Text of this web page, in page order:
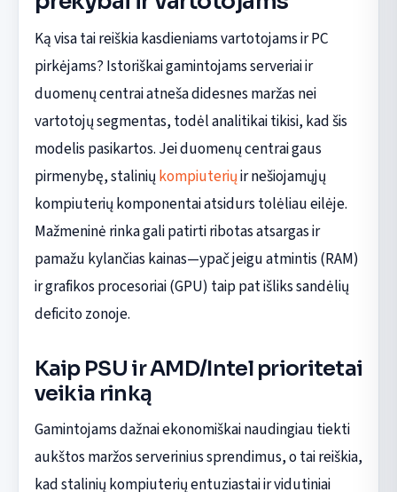
Ką visa tai reiškia kasdieniams vartotojams ir PC
pirkėjams? Istoriškai gamintojams serveriai ir
duomenų centrai atneša didesnes maržas nei
vartotojų segmentas, todėl analitikai tikisi, kad šis
modelis pasikartos. Jei duomenų centrai gaus
pirmenybę, stalinių kompiuteriųir nešiojamųjų
kompiuterių komponentai atsidurs tolėliau eilėje.
Mažmeninė rinka gali patirti ribotas atsargas ir
pamažu kylančias kainas—ypač jeigu atmintis (RAM)
ir grafikos procesoriai (GPU) taip pat išliks sandėlių
deficito zonoje.
Kaip PSU ir AMD/Intel prioritetai
veikia rinką
Gamintojams dažnai ekonomiškai naudingiau tiekti
aukštos maržos serverinius sprendimus, o tai reiškia,
kad stalinių kompiuterių entuziastai ir vidutiniai